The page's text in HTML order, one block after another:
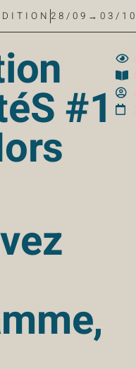
28/09→03/
#1